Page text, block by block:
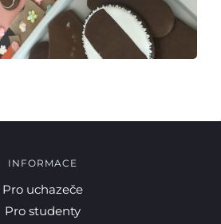
INFORMACE
Pro uchazeče
Pro studenty